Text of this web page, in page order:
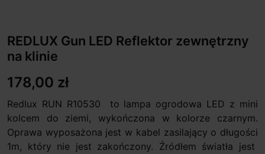
REDLUX Gun LED Reflektor zewnętrzny
na klinie
178,00 zł
Redlux RUN R10530 to lampa ogrodowa LED z mini
kolcem do ziemi, wykończona w kolorze czarnym.
Oprawa wyposażona jest w kabel zasilający o długości
1m, który nie jest zakończony. Źródłem światła jest